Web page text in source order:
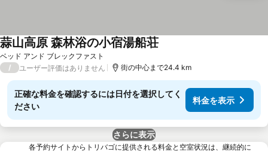
ベッド アンド ブレックファスト
蒜山高原 森林浴の小宿湯船荘
/ ユーザー評価はありません 街の中心まで24.4 km
正確な料金を確認するには日付を選択してく
ださい
料金を表示
さらに表示
各予約サイトからトリバゴに提供される料金と空室状況は、継続的に